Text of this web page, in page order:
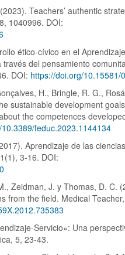
Teachers’ authentic
1040996. DOI:
ético-cívico en el
del pensamiento
DOI: https://doi.org/10.15581/
H., Bringle, R. G.,
sustainable development
the competences
feduc.2023.1144134
Aprendizaje de las
3-16. DOI:
Zeidman, J. y Thomas, D. C.
from the field. Medical
Servicio»: Una
5, 23-43.